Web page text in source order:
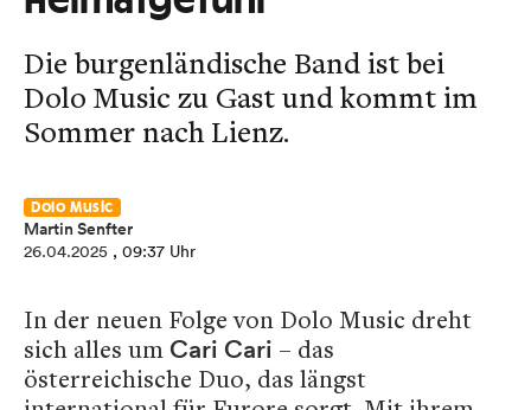
Die burgenländische Band ist bei
Dolo Music zu Gast und kommt im
Sommer nach Lienz.
Dolo Music
Martin Senfter
26.04.2025 , 09:37 Uhr
In der neuen Folge von Dolo Music dreht
sich alles um Cari Cari – das
österreichische Duo, das längst